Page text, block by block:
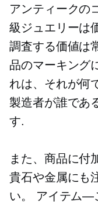
アンティークの
級ジュエリーは
調査する価値は
品のマーキング
れは、それが何
製造者が誰であ
す.
また、商品に付
貴石や金属にも
い。
アイテム—